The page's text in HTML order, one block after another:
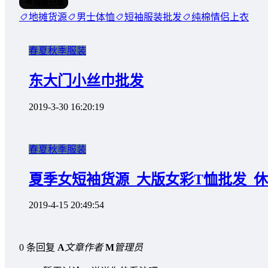
地摊货源 男士体恤 短袖服装批发 纯棉情侣上衣
春夏秋季服装
东大门小丝巾批发
2019-3-30 16:20:19
春夏秋季服装
夏季女短袖货源_大版女彩T恤批发_
2019-4-15 20:49:54
0 条回复 A文章作者 M管理员